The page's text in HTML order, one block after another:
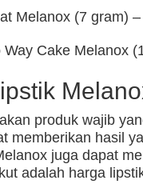
Melanox (7 gram)
Way Cake Melanox
produk wajib
memberikan hasil
juga dapat
adalah harga